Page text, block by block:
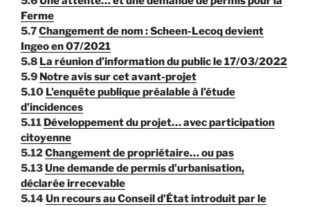
Ferme
5.7Changement de nom : Scheen-Lecoq devient
Ingeo en 07/2021
5.8 La réunion d’information du public le 17/03/2022
5.9 Notre avis sur cet avant-projet
5.10 L’enquête publique préalable à l’étude
d’incidences
5.11 Développement du projet… avec participation
citoyenne
5.12Changement de propriétaire… ou pas
5.13Une demande de permis d’urbanisation,
déclarée irrecevable
5.14 Un recours au Conseil d’État introduit par le